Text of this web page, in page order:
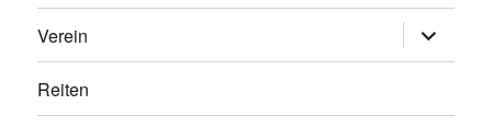
Verein
anzeigen
Reiten